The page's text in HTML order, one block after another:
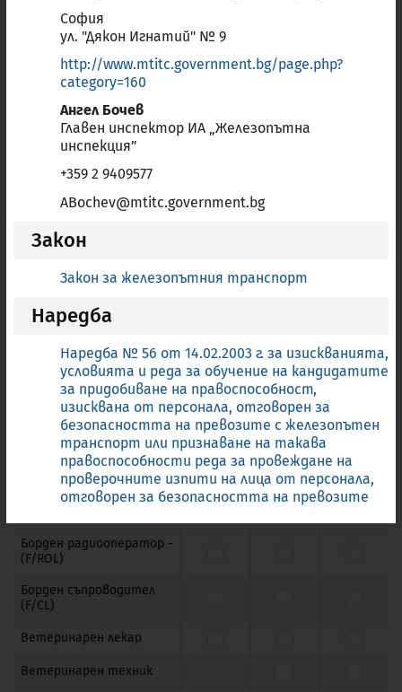
София
ул. "Дякон Игнатий" № 9
http://www.mtitc.government.bg/page.php?
category=160
Ангел Бочев
Главен инспектор ИА „Железопътна
инспекция”
+359 2 9409577
ABochev@mtitc.government.bg
Закон
Закон за железопътния транспорт
Наредба
Наредба № 56 от 14.02.2003 г. за изискванията,
условията и реда за обучение на кандидатите
за придобиване на правоспособност,
изисквана от персонала, отговорен за
безопасността на превозите с железопътен
транспорт или признаване на такава
правоспособности реда за провеждане на
проверочните изпити на лица от персонала,
отговорен за безопасността на превозите
ЕПК Списъкс професии, за които се издава
Европейска професионална карта
Списък
България прилага чл.7 (4) от Директива 2005/36/ЕО
Списък
обучение, и обучение със специална структура,
посочено в буква в) подточка (ii) от чл.11 на
Адвокат
Акушерка
Архивист
Архитект
Борден инженер (F/EL)
Борден оператор - (F/O
Борден радиооператор -
(F/ROL)
Борден съпроводител
(F/CL)
Ветеринарен лекар
Ветеринарен техник